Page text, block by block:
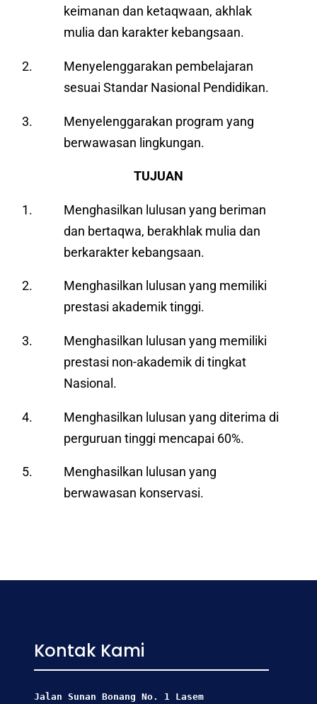
keimanan dan ketaqwaan, akhlak
mulia dan karakter kebangsaan.
Menyelenggarakan pembelajaran
sesuai Standar Nasional Pendidikan.
Menyelenggarakan program yang
berwawasan lingkungan.
TUJUAN
Menghasilkan lulusan yang beriman
dan bertaqwa, berakhlak mulia dan
berkarakter kebangsaan.
Menghasilkan lulusan yang memiliki
prestasi akademik tinggi.
Menghasilkan lulusan yang memiliki
prestasi non-akademik di tingkat
Nasional.
Menghasilkan lulusan yang diterima di
perguruan tinggi mencapai 60%.
Menghasilkan lulusan yang
berwawasan konservasi.
Kontak Kami
Jalan Sunan Bonang No. 1 Lasem